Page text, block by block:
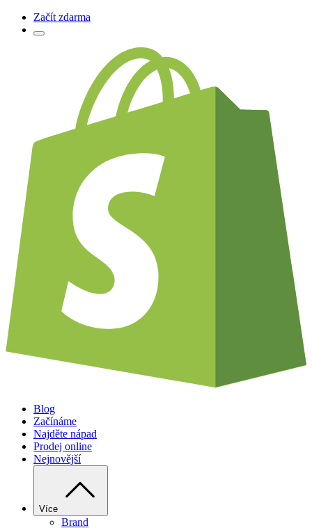
Začít zdarma
Blog
Začínáme
Najděte nápad
Prodej online
Nejnovější
Více
Brand